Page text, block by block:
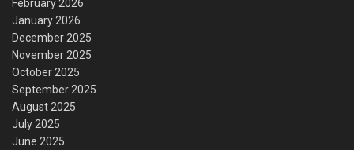
February 2026
January 2026
December 2025
November 2025
October 2025
September 2025
August 2025
July 2025
June 2025